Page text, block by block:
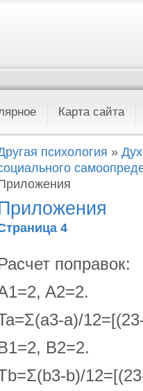
Карта сайта
психология »
4
поправок:
A2=2.
a)/
B2=2.
b)/